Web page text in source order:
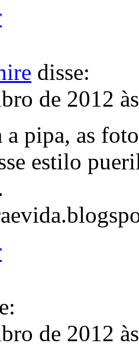
disse:
de 2012
a pipa, as
estilo
de 2012